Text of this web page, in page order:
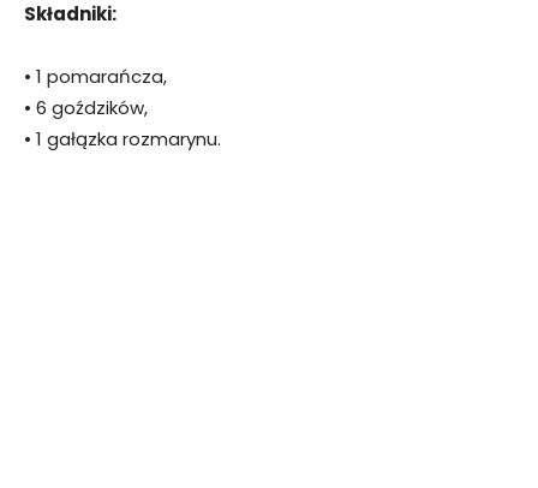
Składniki:
• 1 pomarańcza,
• 6 goździków,
• 1 gałązka rozmarynu.